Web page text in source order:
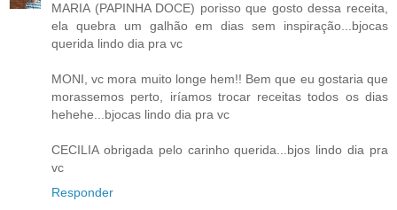
MARIA (PAPINHA DOCE) porisso que gosto dessa receita,
ela quebra um galhão em dias sem inspiração...bjocas
querida lindo dia pra vc
MONI, vc mora muito longe hem!! Bem que eu gostaria que
morassemos perto, iríamos trocar receitas todos os dias
hehehe...bjocas lindo dia pra vc
CECILIA obrigada pelo carinho querida...bjos lindo dia pra
vc
Responder